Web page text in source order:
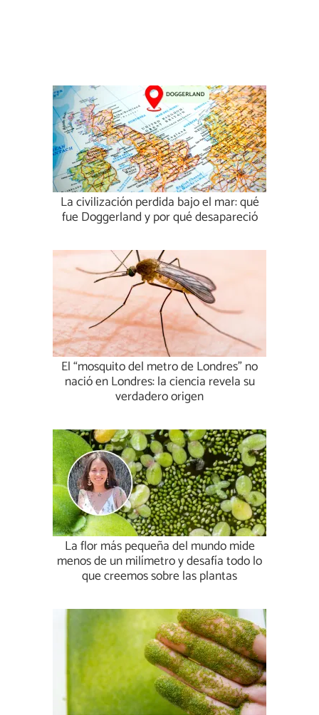
La civilización perdida bajo el mar: qué
fue Doggerland y por qué desapareció
El “mosquito del metro de Londres” no
nació en Londres: la ciencia revela su
verdadero origen
La flor más pequeña del mundo mide
menos de un milímetro y desafía todo lo
que creemos sobre las plantas